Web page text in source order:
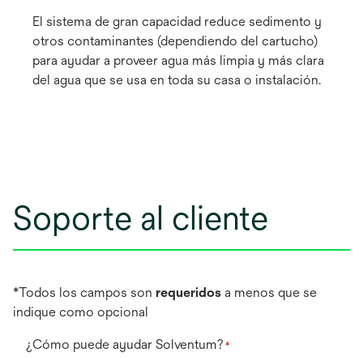
El sistema de gran capacidad reduce sedimento y
otros contaminantes (dependiendo del cartucho)
para ayudar a proveer agua más limpia y más clara
del agua que se usa en toda su casa o instalación.
Soporte al cliente
*Todos los campos son requeridos a menos que se
indique como opcional
¿Cómo puede ayudar Solventum? *